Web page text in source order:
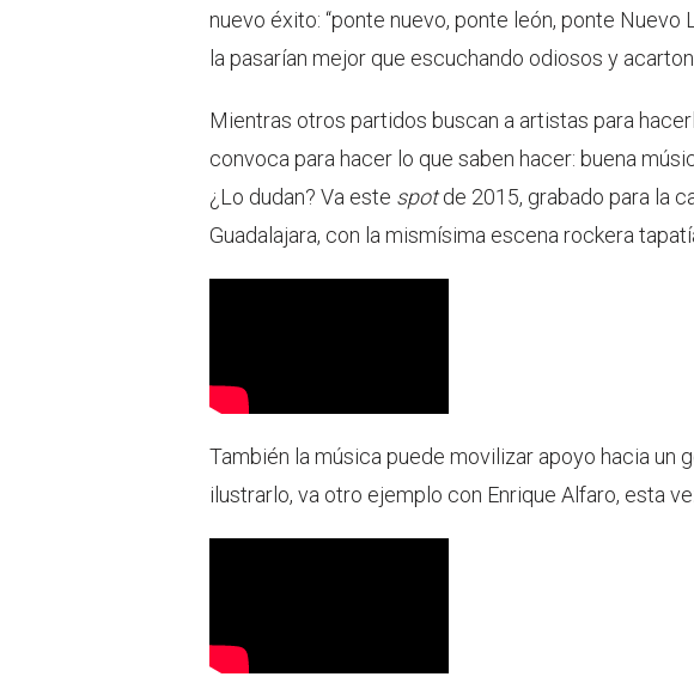
nuevo éxito: “ponte nuevo, ponte león, ponte Nuevo
la pasarían mejor que escuchando odiosos y
Mientras otros partidos buscan a artistas para
convoca para hacer lo que saben hacer: buena
¿Lo dudan? Va este spotde 2015, grabado para la
Guadalajara, con la mismísima escena rockera
También la música puede movilizar apoyo hacia un
ilustrarlo, va otro ejemplo con Enrique Alfaro, esta